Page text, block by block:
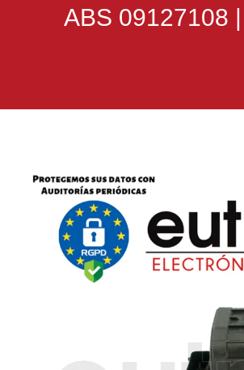
ABS 09127108